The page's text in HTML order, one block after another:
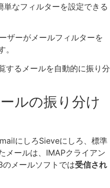
なフィルターを設定できる
ザーがメールフィルターを
するメールを自動的に振り分
ルの振り分け
にしろSieveにしろ、標準
メールは、IMAPクライアン
のメールソフトでは受信され